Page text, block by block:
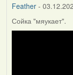
Feather-
Сойка "мяукает".